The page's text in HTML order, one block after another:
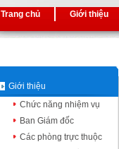
Trang chủ Giới thiệu
Giới thiệu
Chức năng nhiệm vụ
Ban Giám đốc
Các phòng trực thuộc